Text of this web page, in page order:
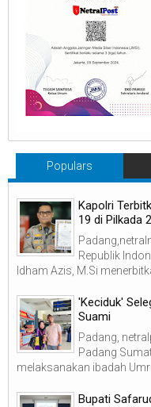
Populars
Kapolri
19 di Pilkada
Republik
Idham Azis, M.Si
'Keciduk'
Suami
Padang,
Padang
melaksanakan ibadah
Bupati